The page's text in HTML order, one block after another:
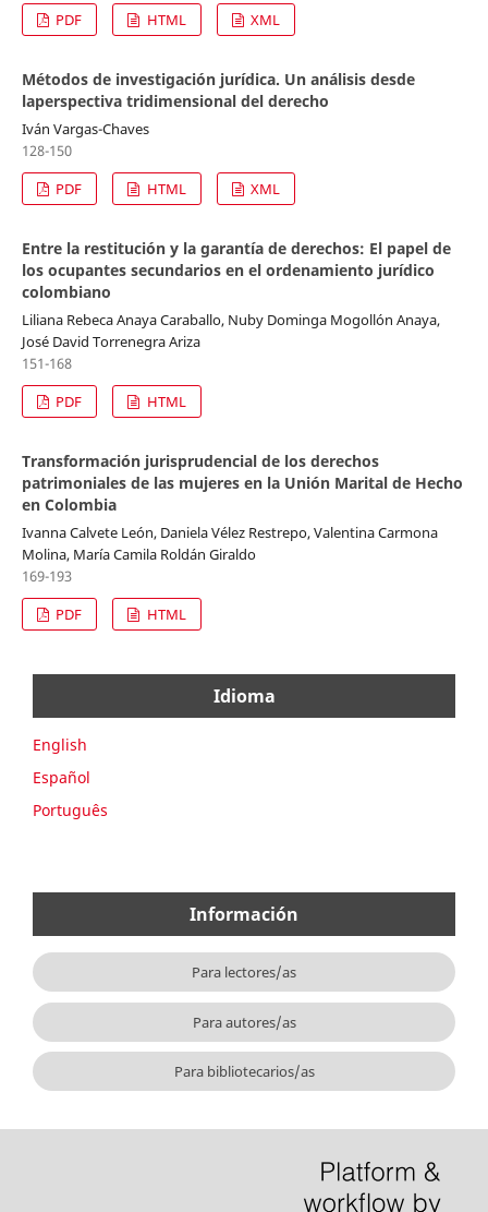
PDF
HTML XML
Métodos de investigación jurídica. Un análisis desde
laperspectiva tridimensional del derecho
Iván Vargas-Chaves
128-150
PDF
HTML XML
Entre la restitución y la garantía de derechos: El papel de
los ocupantes secundarios en el ordenamiento jurídico
colombiano
Liliana Rebeca Anaya Caraballo, Nuby Dominga Mogollón Anaya,
José David Torrenegra Ariza
151-168
PDF
HTML
Transformación jurisprudencial de los derechos
patrimoniales de las mujeres en la Unión Marital de Hecho
en Colombia
Ivanna Calvete León, Daniela Vélez Restrepo, Valentina Carmona
Molina, María Camila Roldán Giraldo
169-193
PDF
HTML
Idioma
English
Español
Português
Información
Para lectores/as
Para autores/as
Para bibliotecarios/as